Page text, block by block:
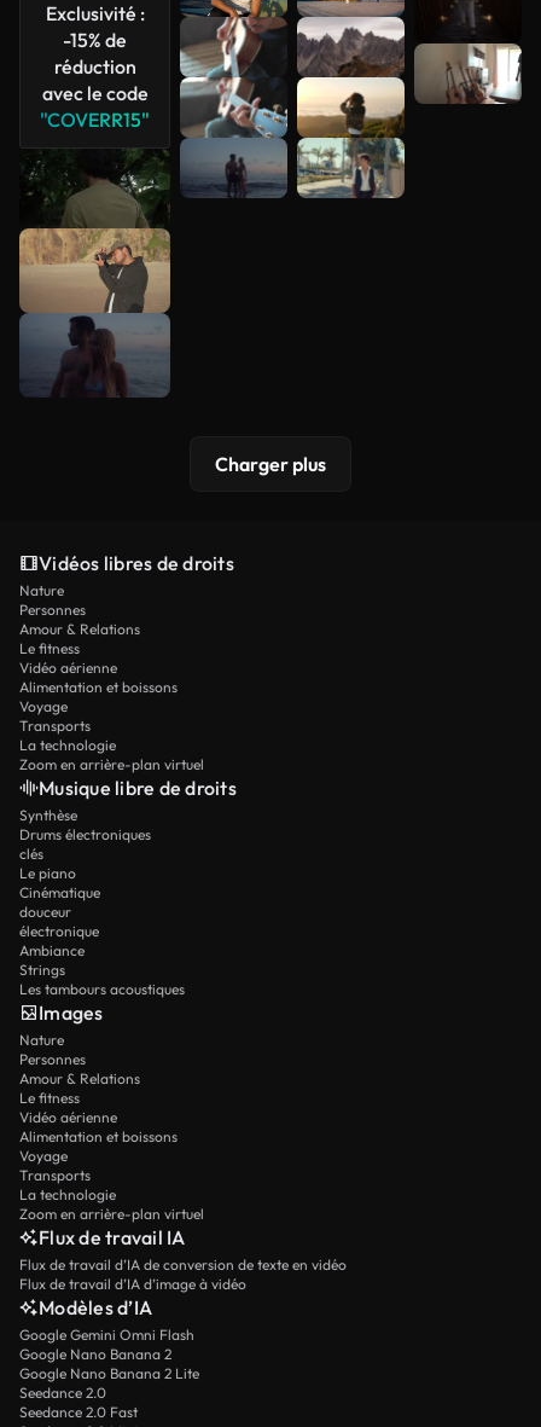
Exclusivité :
-15% de
réduction
avec le code
"COVERR15"
Charger plus
Vidéos libres de droits
Nature
Personnes
Amour & Relations
Le fitness
Vidéo aérienne
Alimentation et boissons
Voyage
Transports
La technologie
Zoom en arrière-plan virtuel
Musique libre de droits
Synthèse
Drums électroniques
clés
Le piano
Cinématique
douceur
électronique
Ambiance
Strings
Les tambours acoustiques
Images
Nature
Personnes
Amour & Relations
Le fitness
Vidéo aérienne
Alimentation et boissons
Voyage
Transports
La technologie
Zoom en arrière-plan virtuel
Flux de travail IA
Flux de travail d’IA de conversion de texte en vidéo
Flux de travail d’IA d’image à vidéo
Modèles d’IA
Google Gemini Omni Flash
Google Nano Banana 2
Google Nano Banana 2 Lite
Seedance 2.0
Seedance 2.0 Fast